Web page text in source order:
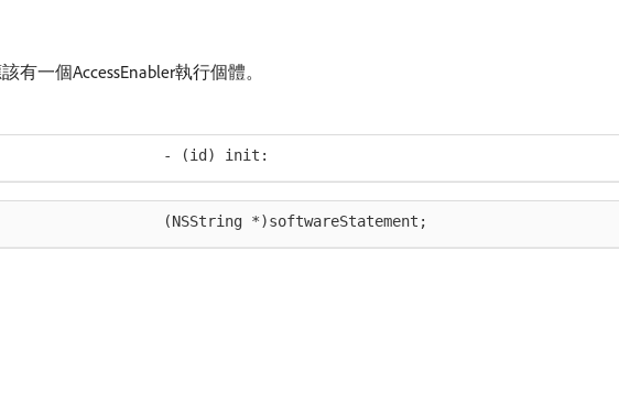
一個AccessEnabler執行個體。
- (id) init:
(NSString *)softwareStatement;